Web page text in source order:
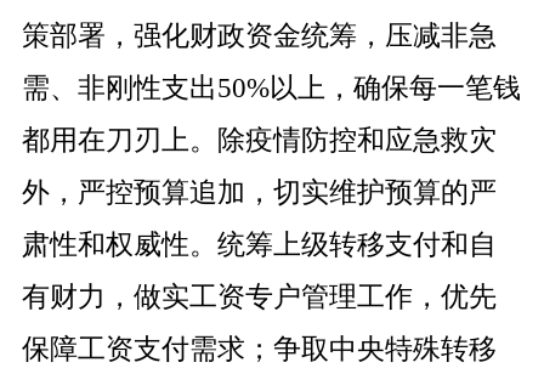
策部署，强化财政资金统筹，压减非急
需、非刚性支出50%以上，确保每一笔钱
都用在刀刃上。除疫情防控和应急救灾
外，严控预算追加，切实维护预算的严
肃性和权威性。统筹上级转移支付和自
有财力，做实工资专户管理工作，优先
保障工资支付需求；争取中央特殊转移